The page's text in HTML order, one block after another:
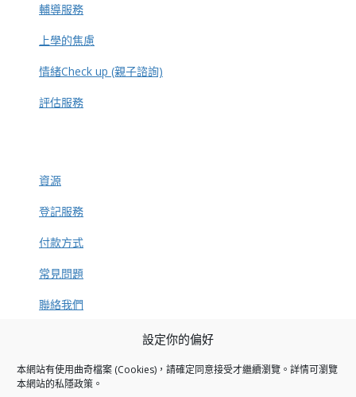
設定你的偏好
本網站有使用曲奇檔案 (Cookies)，請確定同意接受才繼續瀏覽。詳情可瀏覽
本網站的私隱政策 。
輔導服務
上學的焦慮
情緒Check up (親子諮詢)
評估服務
資源
登記服務
付款方式
常見問題
聯絡我們
捐款方法